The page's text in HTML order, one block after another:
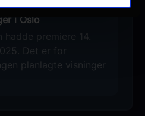
i Oslo
hadde premiere 14.
Det er for
planlagte visninger